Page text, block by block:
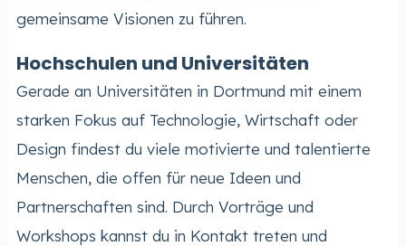
gemeinsame Visionen zu führen.
Hochschulen und Universitäten
Gerade an Universitäten in Dortmund mit einem
starken Fokus auf Technologie, Wirtschaft oder
Design findest du viele motivierte und talentierte
Menschen, die offen für neue Ideen und
Partnerschaften sind. Durch Vorträge und
Workshops kannst du in Kontakt treten und